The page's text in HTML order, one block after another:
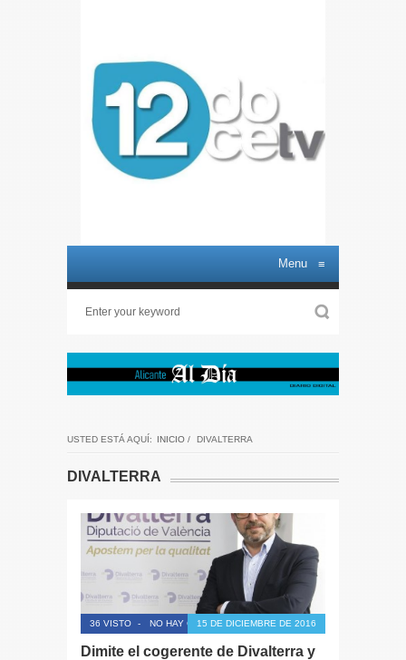
Menu ≡
USTED ESTÁ AQUÍ: INICIO / DIVALTERRA
DIVALTERRA
36 VISTO - NO HAY COMENTARIOS
15 DE DICIEMBRE DE 2016
Dimite el cogerente de Divalterra y